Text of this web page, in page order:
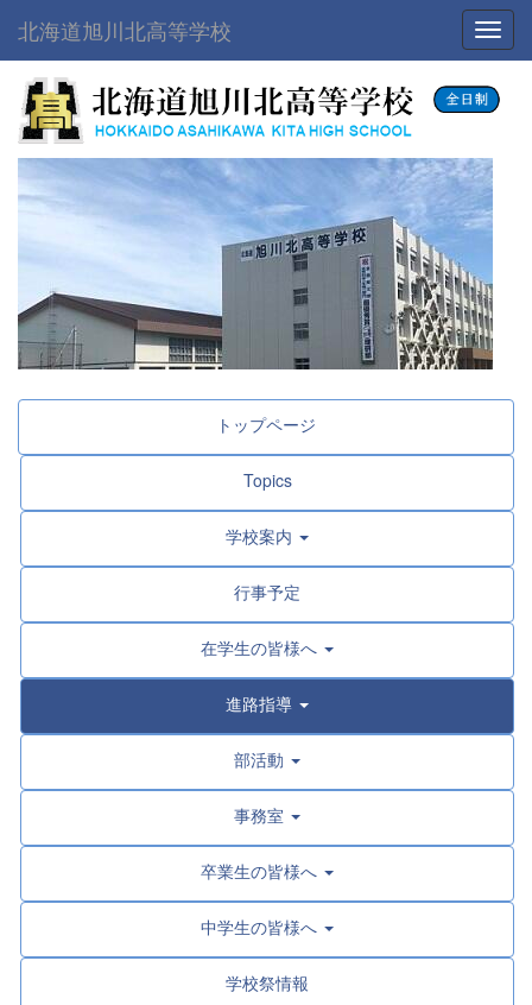
北海道旭川北高等学校
トップページ
Topics
学校案内
行事予定
在学生の皆様へ
進路指導
部活動
事務室
卒業生の皆様へ
中学生の皆様へ
学校祭情報